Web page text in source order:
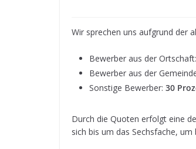
Wir spre­chen uns auf­grund der
Bewer­ber aus der Ort­schaft:
Bewer­ber aus der
Sons­tige Bewer­ber: 30
Durch die Quo­ten erfolgt eine
sich bis um das Sechs­fa­che,